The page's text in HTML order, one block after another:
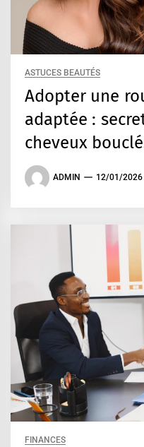
ASTUCES BEAUTÉS
Adopter une
adaptée :
cheveux
ADMIN 12/01/2026
FINANCES